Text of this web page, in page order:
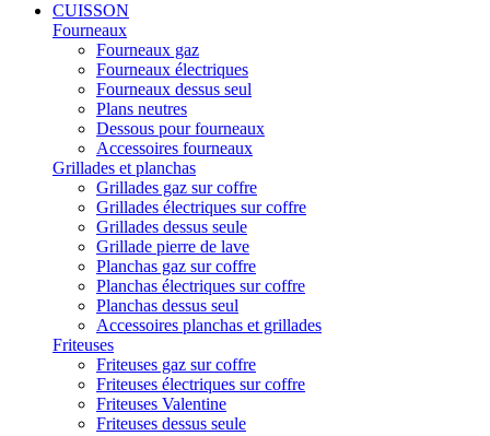
CUISSON
Fourneaux
Fourneaux gaz
Fourneaux électriques
Fourneaux dessus seul
Plans neutres
Dessous pour fourneaux
Accessoires fourneaux
Grillades et planchas
Grillades gaz sur coffre
Grillades électriques sur coffre
Grillades dessus seule
Grillade pierre de lave
Planchas gaz sur coffre
Planchas électriques sur coffre
Planchas dessus seul
Accessoires planchas et grillades
Friteuses
Friteuses gaz sur coffre
Friteuses électriques sur coffre
Friteuses Valentine
Friteuses dessus seule